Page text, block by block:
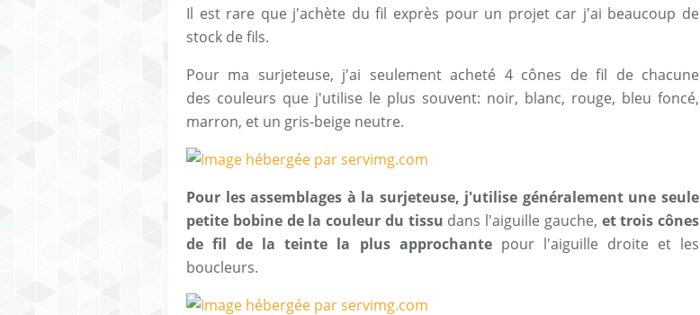
Il est rare que j'achète du fil exprès pour un projet car j'ai beaucoup de
stock de fils.
Pour ma surjeteuse, j'ai seulement acheté 4 cônes de fil de chacune
des couleurs que j'utilise le plus souvent: noir, blanc, rouge, bleu foncé,
marron, et un gris-beige neutre.
Pour les assemblages à la surjeteuse, j'utilise généralement une seule
petite bobine de la couleur du tissu dans l'aiguille gauche, et trois cônes
de fil de la teinte la plus approchantepour l'aiguille droite et les
boucleurs.